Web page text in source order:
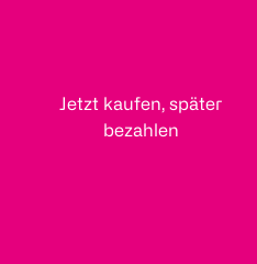
Jetzt kaufen, später
bezahlen